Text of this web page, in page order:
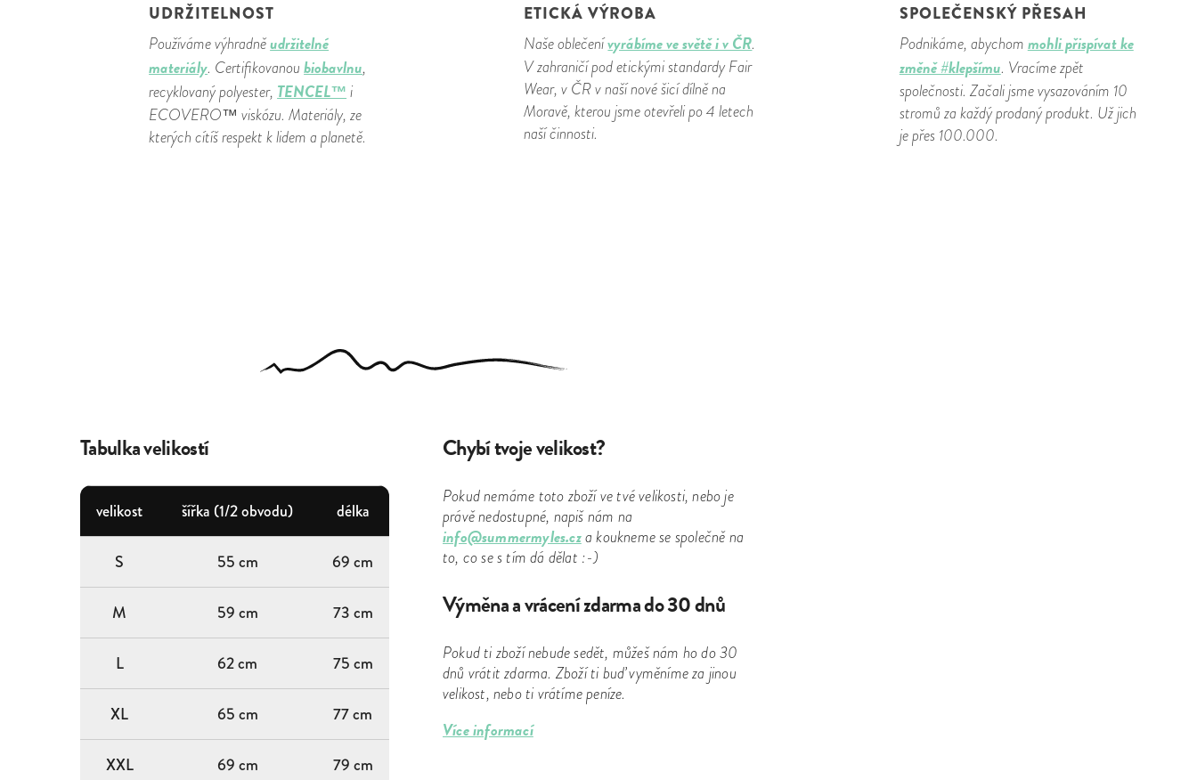
UDRŽITELNOST
Používáme výhradněudržitelné
materiály. Certifikovanoubiobavlnu,
recyklovaný polyester, TENCEL™ i
ECOVERO™ viskózu. Materiály, ze
kterých cítíš respekt k lidem a planetě.
ETICKÁ VÝROBA
Naše oblečenívyrábíme ve světě i v ČR.
V zahraničí pod etickými standardy Fair
Wear, v ČR v naší nové šicí dílně na
Moravě, kterou jsme otevřeli po 4 letech
naší činnosti.
SPOLEČENSKÝ PŘESAH
Podnikáme, abychom mohli přispívat ke
změně #klepšímu. Vracíme zpět
společnosti. Začali jsme vysazováním 10
stromů za každý prodaný produkt. Už jich
je přes 100.000.
Tabulka velikostí
velikost šířka (1/2 obvodu) délka
S 55 cm 69 cm
M 59 cm 73 cm
L 62 cm 75 cm
XL 65 cm 77 cm
XXL 69 cm 79 cm
Chybí tvoje velikost?
Pokud nemáme toto zboží ve tvé velikosti, nebo je
právě nedostupné, napiš nám na
info@summermyles.cza koukneme se společně na
to, co se s tím dá dělat :-)
Výměna a vrácení zdarma do 30 dnů
Pokud ti zboží nebude sedět, můžeš nám ho do 30
dnů vrátit zdarma. Zboží ti buď vyměníme za jinou
velikost, nebo ti vrátíme peníze.
Více informací